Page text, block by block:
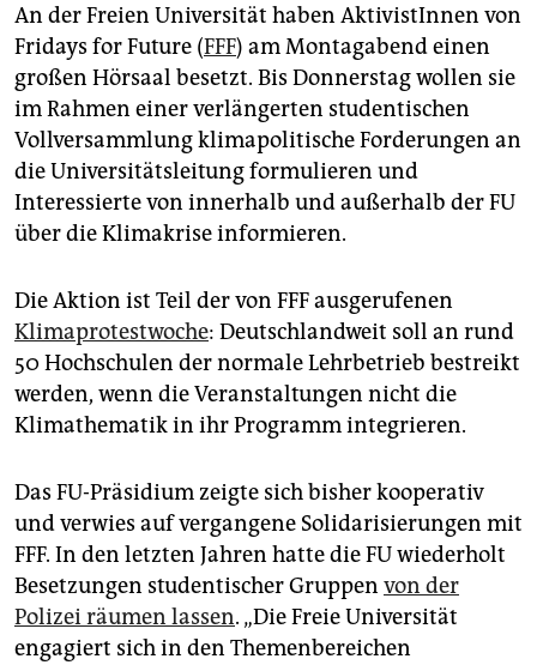
fragen & hilfe
unterstützen
abo
genossenschaft
epaper login
An der Freien Universität haben AktivistInnen von
Fridays for Future (FFF) am Montagabend einen
großen Hörsaal besetzt. Bis Donnerstag wollen sie
im Rahmen einer verlängerten studentischen
Vollversammlung klimapolitische Forderungen an
die Universitätsleitung formulieren und
Interessierte von innerhalb und außerhalb der FU
über die Klimakrise informieren.
Die Aktion ist Teil der von FFF ausgerufenen
Klima­protestwoche: Deutschlandweit soll an rund
50 Hochschulen der normale Lehrbetrieb bestreikt
werden, wenn die Veranstaltungen nicht die
Klimathematik in ihr Programm integrieren.
Das FU-Präsidium zeigte sich bisher kooperativ
und verwies auf vergangene Solidarisierungen mit
FFF. In den letzten Jahren hatte die FU wiederholt
Besetzungen studentischer Gruppen von der
Polizei räumen lassen. „Die Freie Universität
engagiert sich in den Themenbereichen